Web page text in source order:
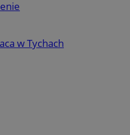
w Tychach